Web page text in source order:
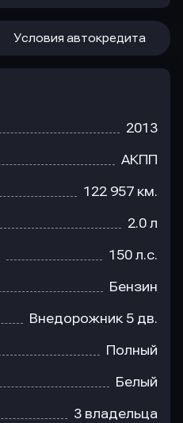
Условия автокредита
2013
АКПП
122 957 км.
2.0 л
150 л.с.
Бензин
Внедорожник 5 дв.
Полный
Белый
3 владельца